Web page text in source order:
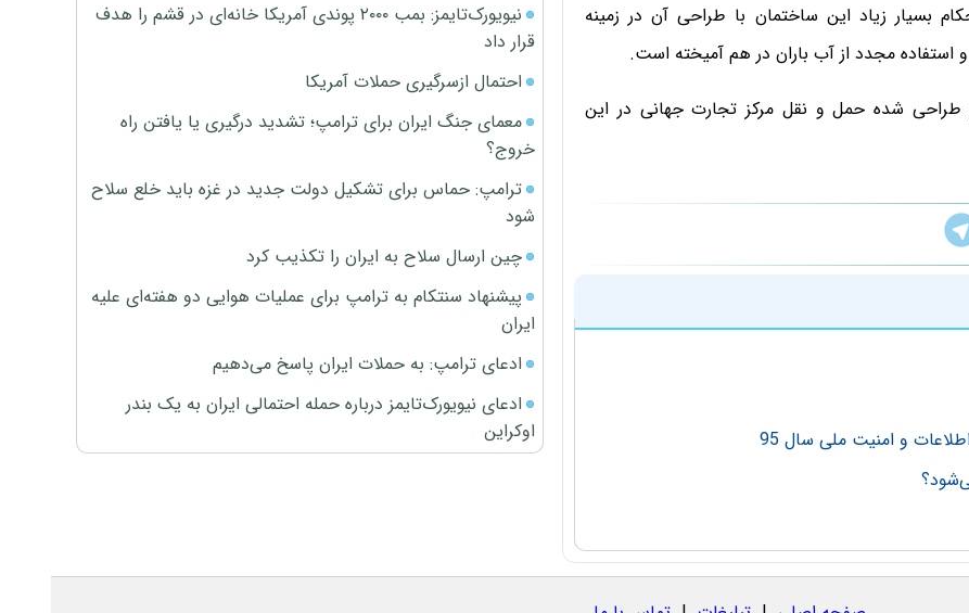
و استحکام بسیار زیاد این ساختمان با طراحی آن در زمینه
استفاده مجدد از آب باران در هم آمیخته است.
ملی 11سپتامبر و قطب باز طراحی شده حمل و نقل مرکز تجارت جهانی در این
و امنیت ملی سال 95
نیویورک‌تایمز: بمب ۲۰۰۰ پوندی آمریکا خانه‌ای در قشم را هدف
قرار داد
احتمال ازسرگیری حملات آمریکا
معمای جنگ ایران برای ترامپ؛ تشدید درگیری یا یافتن راه
خروج؟
ترامپ: حماس برای تشکیل دولت جدید در غزه باید خلع سلاح
شود
چین ارسال سلاح به ایران را تکذیب کرد
پیشنهاد سنتکام به ترامپ برای عملیات هوایی دو هفته‌ای علیه
ایران
ادعای ترامپ: به حملات ایران پاسخ می‌دهیم
ادعای نیویورک‌تایمز درباره حمله احتمالی ایران به یک بندر
اوکراین